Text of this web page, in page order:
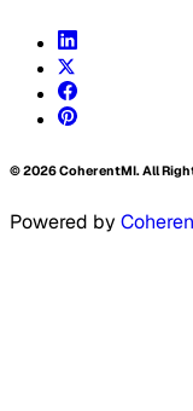
©2026CoherentMI. All
Powered by